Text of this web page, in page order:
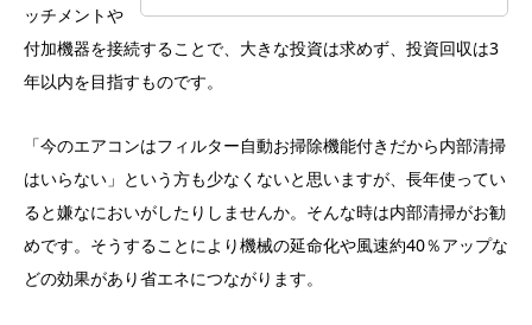
ッチメントや
付加機器を接続することで、大きな投資は求めず、投資回収は3
年以内を目指すものです。
「今のエアコンはフィルター自動お掃除機能付きだから内部清掃
はいらない」という方も少なくないと思いますが、長年使ってい
ると嫌なにおいがしたりしませんか。そんな時は内部清掃がお勧
めです。そうすることにより機械の延命化や風速約40％アップな
どの効果があり省エネにつながります。